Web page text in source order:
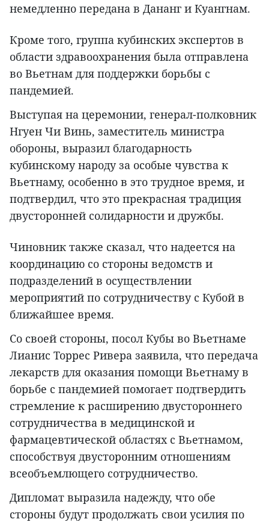
немедленно передана в Дананг и Куангнам.
Кроме того, группа кубинских экспертов в
области здравоохранения была отправлена
во Вьетнам для поддержки борьбы с
пандемией.
Выступая на церемонии, генерал-полковник
Нгуен Чи Винь, заместитель министра
обороны, выразил благодарность
кубинскому народу за особые чувства к
Вьетнаму, особенно в это трудное время, и
подтвердил, что это прекрасная традиция
двусторонней солидарности и дружбы.
Чиновник также сказал, что надеется на
координацию со стороны ведомств и
подразделений в осуществлении
мероприятий по сотрудничеству с Кубой в
ближайшее время.
Со своей стороны, посол Кубы во Вьетнаме
Лианис Торрес Ривера заявила, что передача
лекарств для оказания помощи Вьетнаму в
борьбе с пандемией помогает подтвердить
стремление к расширению двустороннего
сотрудничества в медицинской и
фармацевтической областях с Вьетнамом,
способствуя двусторонним отношениям
всеобъемлющего сотрудничество.
Дипломат выразила надежду, что обе
стороны будут продолжать свои усилия по